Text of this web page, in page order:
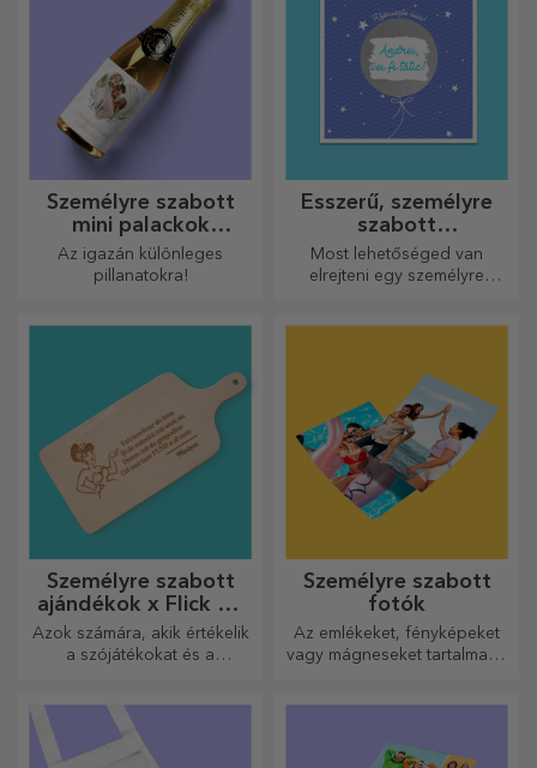
Személyre szabott
mini palackok
pezsgővel
Az igazán különleges
pillanatokra!
Ésszerű, személyre
szabott
üdvözlőkártyák és
kártyák
Most lehetőséged van
elrejteni egy személyre
Személyre szabott
ajándékok x Flick Mr
Rima
Azok számára, akik értékelik
a szójátékokat és a
Személyre szabott
fotók
Az emlékeket, fényképeket
vagy mágneseket tartalmazó